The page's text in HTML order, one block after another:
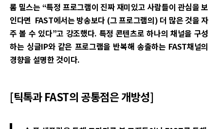
롬 밀스는 “특정 프로그램이 진짜 재미있고 사람들이 관심을 보
인다면 FAST에서는 방송보다 (그 프로그램의) 더 많은 것을 자
주 볼 수 있다”고 강조했다. 특정 콘텐츠로 하나의 채널을 구성
하는 싱글IP와 같은 프로그램을 반복해 송출하는 FAST채널의
경향을 설명한 것이다.
[틱톡과 FAST의 공통점은 개방성]